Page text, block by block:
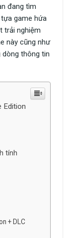
đang tìm
game hứa
trải nghiệm
này cũng như
thông tin
Edition
tính
+ DLC